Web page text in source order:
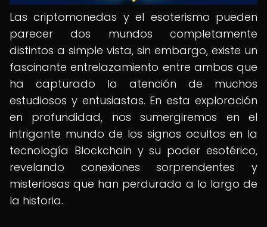
Las criptomonedas y el esoterismo pueden
parecer dos mundos completamente
distintos a simple vista, sin embargo, existe un
fascinante entrelazamiento entre ambos que
ha capturado la atención de muchos
estudiosos y entusiastas. En esta exploración
en profundidad, nos sumergiremos en el
intrigante mundo de los signos ocultos en la
tecnología Blockchain y su poder esotérico,
revelando conexiones sorprendentes y
misteriosas que han perdurado a lo largo de
la historia.